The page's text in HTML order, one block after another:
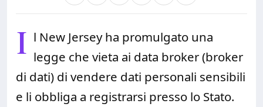
I l New Jersey ha promulgato una
legge che vieta ai data broker (broker
di dati) di vendere dati personali sensibili
e li obbliga a registrarsi presso lo Stato.